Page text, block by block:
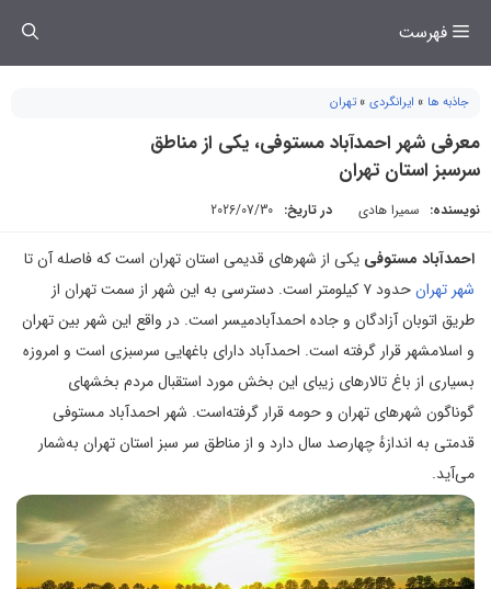
فهرست
جاذبه ها » ایرانگردی » تهران
معرفی شهر احمدآباد مستوفی، یکی از مناطق
سرسبز استان تهران
نویسنده: سمیرا هادی در تاریخ: 2026/07/30
احمدآباد مستوفی یکی از شهرهای قدیمی استان تهران است که فاصله آن تا
شهر تهران
حدود ۷ کیلومتر است. دسترسی به این شهر از سمت تهران از
طریق اتوبان آزادگان و جاده احمدآبادمیسر است. در واقع این شهر بین تهران
و اسلامشهر قرار گرفته است. احمدآباد دارای باغهایی سرسبزی است و امروزه
بسیاری از باغ تالارهای زیبای این بخش مورد استقبال مردم بخشهای
گوناگون شهرهای تهران و حومه قرار گرفته‌است. شهر احمدآباد مستوفی
قدمتی به اندازهٔ چهارصد سال دارد و از مناطق سر سبز استان تهران به‌شمار
می‌آید.